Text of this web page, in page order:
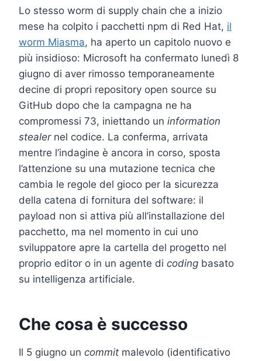
Lo stesso worm di supply chain che a inizio
mese ha colpito i pacchetti npm di Red Hat, il
worm Miasma, ha aperto un capitolo nuovo e
più insidioso: Microsoft ha confermato lunedì 8
giugno di aver rimosso temporaneamente
decine di propri repository open source su
GitHub dopo che la campagna ne ha
compromessi 73, iniettando un information
stealernel codice. La conferma, arrivata
mentre l’indagine è ancora in corso, sposta
l’attenzione su una mutazione tecnica che
cambia le regole del gioco per la sicurezza
della catena di fornitura del software: il
payload non si attiva più all’installazione del
pacchetto, ma nel momento in cui uno
sviluppatore apre la cartella del progetto nel
proprio editor o in un agente di coding basato
su intelligenza artificiale.
Che cosa è successo
Il 5 giugno un commit malevolo (identificativo